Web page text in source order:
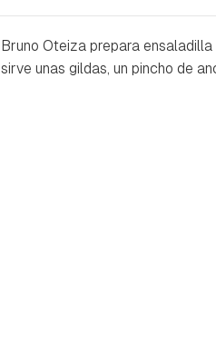
Bruno Oteiza prepara
sirve unas gildas, un pincho de